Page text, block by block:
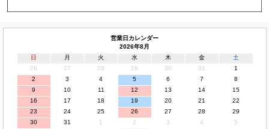
営業日カレンダー
2026年8月
日
月 火 水 木 金
土
26
27 28 29 30 31
1
2
3 4 5 6 7
8
9
10 11 12 13 14
15
16
17 18 19 20 21
22
23
24 25 26 27 28
29
30
31 1 2 3 4
5